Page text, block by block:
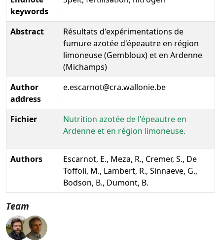
keywords
Abstract
Résultats d'expérimentations de
fumure azotée d'épeautre en région
limoneuse (Gembloux) et en Ardenne
(Michamps)
Author
address
e.escarnot@cra.wallonie.be
Fichier
Nutrition azotée de l'épeautre en
Ardenne et en région limoneuse.
Authors
Escarnot, E., Meza, R., Cremer, S., De
Toffoli, M., Lambert, R., Sinnaeve, G.,
Bodson, B., Dumont, B.
Team